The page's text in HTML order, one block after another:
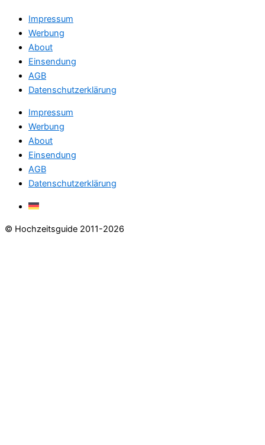
Impressum
Werbung
About
Einsendung
AGB
Datenschutzerklärung
Impressum
Werbung
About
Einsendung
AGB
Datenschutzerklärung
© Hochzeitsguide 2011-2026